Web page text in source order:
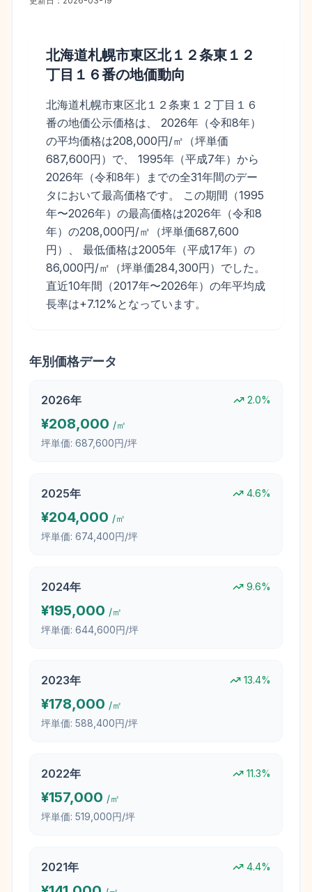
北海道札幌市東区北１２条東１２
丁目１６番の地価動向
北海道札幌市東区北１２条東１２丁目１６
番の地価公示価格は、 2026年（令和8年）
の平均価格は208,000円/㎡（坪単価
687,600円）で、 1995年（平成7年）から
2026年（令和8年）までの全31年間のデー
タにおいて最高価格です。 この期間（1995
年〜2026年）の最高価格は2026年（令和8
年）の208,000円/㎡（坪単価687,600
円）、 最低価格は2005年（平成17年）の
86,000円/㎡（坪単価284,300円）でした。
直近10年間（2017年〜2026年）の年平均成
長率は+7.12%となっています。
年別価格データ
2026年 2.0%
¥208,000 /㎡
坪単価: 687,600円/坪
2025年 4.6%
¥204,000 /㎡
坪単価: 674,400円/坪
2024年 9.6%
¥195,000 /㎡
坪単価: 644,600円/坪
2023年 13.4%
¥178,000 /㎡
坪単価: 588,400円/坪
2022年 11.3%
¥157,000 /㎡
坪単価: 519,000円/坪
2021年 4.4%